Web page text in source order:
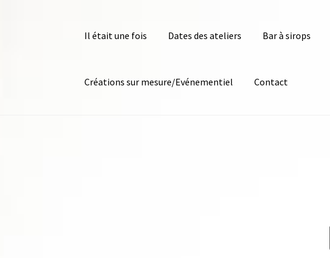
Il était une fois Dates des ateliers Bar à sirops
Créations sur mesure/Evénementiel Contact